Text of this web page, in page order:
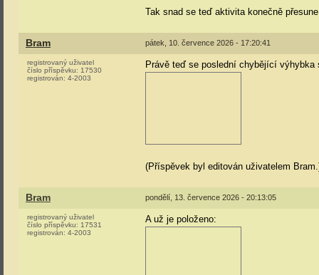
Tak snad se teď aktivita konečně
Bram pátek, 10. července 2026 - 17:20:41
registrovaný uživatel
číslo příspěvku: 17530
registrován: 4-2003
Právě teď se poslední chybějící
(Příspěvek byl editován uživatelem
Bram pondělí, 13. července 2026 - 20:13:05
registrovaný uživatel
číslo příspěvku: 17531
registrován: 4-2003
A už je položeno: